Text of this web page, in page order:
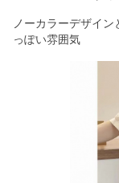
ノーカラーデザイ
っぽい雰囲気